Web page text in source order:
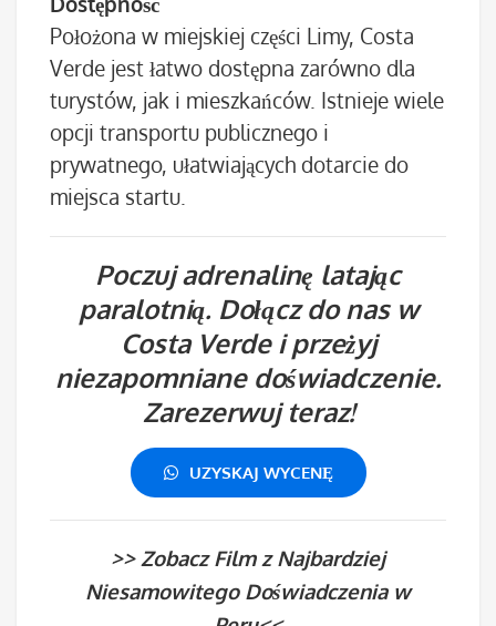
Położona w miejskiej części Limy, Costa
Verde jest łatwo dostępna zarówno dla
turystów, jak i mieszkańców. Istnieje wiele
opcji transportu publicznego i
prywatnego, ułatwiających dotarcie do
miejsca startu.
Poczuj adrenalinę latając
paralotnią. Dołącz do nas w
Costa Verde i przeżyj
niezapomniane doświadczenie.
Zarezerwuj teraz!
UZYSKAJ WYCENĘ
>> Zobacz Film z Najbardziej
Niesamowitego Doświadczenia w